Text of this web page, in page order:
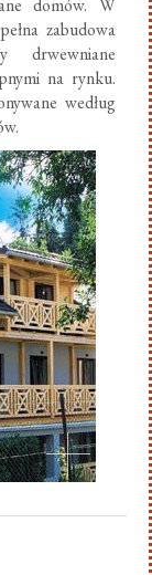
domów. W
zabudowa
drwewniane
na rynku.
według